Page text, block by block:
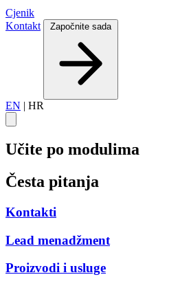
Cjenik
Kontakt
Započnite sada
EN | HR
Učite po modulima
Česta pitanja
Kontakti
Lead menadžment
Proizvodi i usluge